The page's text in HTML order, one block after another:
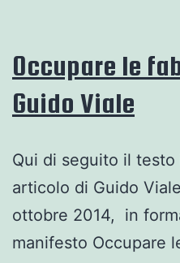
Occupare le
Guido Viale
Qui di seguito il
articolo di Guido
ottobre 2014, in
manifesto Occupare